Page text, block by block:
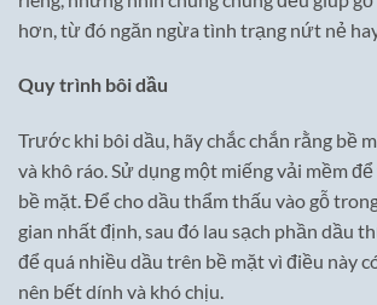
hơn, từ đó ngăn ngừa tình trạng nứt nẻ
Quy trình bôi dầu
Trước khi bôi dầu, hãy chắc chắn rằng bề
và khô ráo. Sử dụng một miếng vải mềm
bề mặt. Để cho dầu thẩm thấu vào gỗ
gian nhất định, sau đó lau sạch phần dầu
để quá nhiều dầu trên bề mặt vì điều này
nên bết dính và khó chịu.